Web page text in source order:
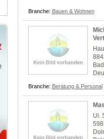
Branche: Bauen & Wohnen
Branche: Beratung & Personal
Ul.